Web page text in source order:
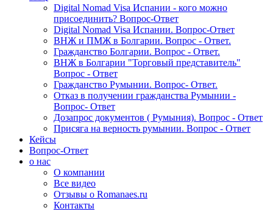
Digital Nomad Visa Испании - кого можно
присоединить? Вопрос-Ответ
Digital Nomad Visa Испании. Вопрос-Ответ
ВНЖ и ПМЖ в Болгарии. Вопрос - Ответ.
Гражданство Болгарии. Вопрос - Ответ.
ВНЖ в Болгарии "Торговый представитель"
Вопрос - Ответ
Гражданство Румынии. Вопрос- Ответ.
Отказ в получении гражданства Румынии -
Вопрос- Ответ
Дозапрос документов ( Румыния). Вопрос - Ответ
Присяга на верность румынии. Вопрос - Ответ
Кейсы
Вопрос-Ответ
о нас
О компании
Все видео
Отзывы о Romanaes.ru
Контакты